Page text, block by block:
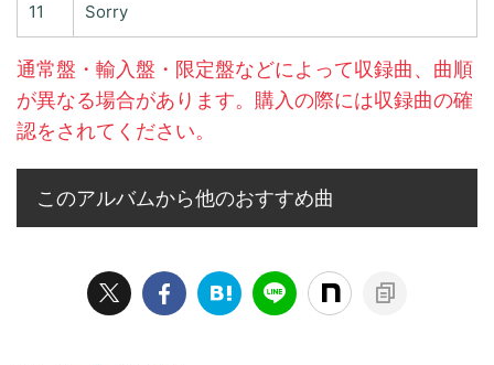
11 Sorry
通常盤・輸入盤・限定盤などによって収録曲、曲順
が異なる場合があります。購入の際には収録曲の確
認をされてください。
このアルバムから他のおすすめ曲